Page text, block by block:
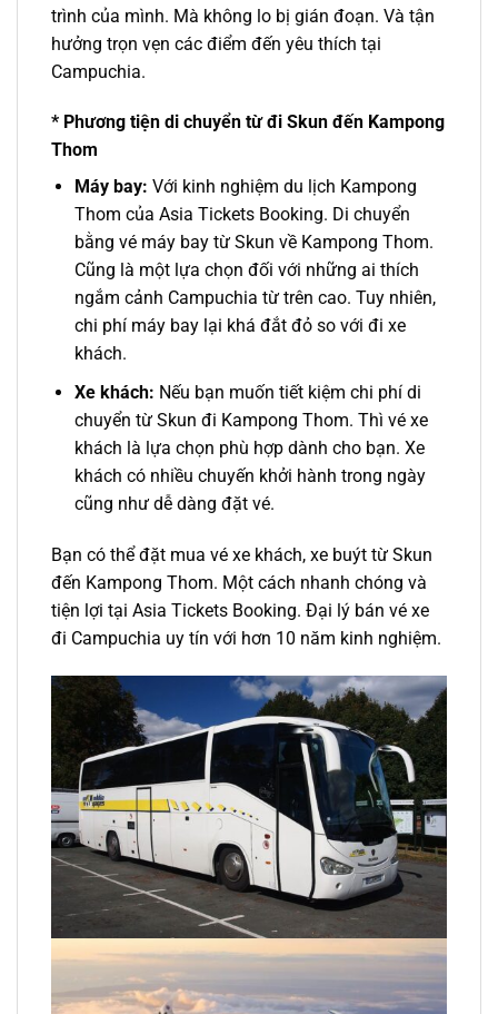
trình của mình. Mà không lo bị gián đoạn. Và tận
hưởng trọn vẹn các điểm đến yêu thích tại
Campuchia.
* Phương tiện di chuyển từ đi Skun đến Kampong
Thom
Máy bay: Với kinh nghiệm du lịch Kampong
Thom của Asia Tickets Booking. Di chuyển
bằng vé máy bay từ Skun về Kampong Thom.
Cũng là một lựa chọn đối với những ai thích
ngắm cảnh Campuchia từ trên cao. Tuy nhiên,
chi phí máy bay lại khá đắt đỏ so với đi xe
khách.
Xe khách: Nếu bạn muốn tiết kiệm chi phí di
chuyển từ Skun đi Kampong Thom. Thì vé xe
khách là lựa chọn phù hợp dành cho bạn. Xe
khách có nhiều chuyến khởi hành trong ngày
cũng như dễ dàng đặt vé.
Bạn có thể đặt mua vé xe khách, xe buýt từ Skun
đến Kampong Thom. Một cách nhanh chóng và
tiện lợi tại Asia Tickets Booking. Đại lý bán vé xe
đi Campuchia uy tín với hơn 10 năm kinh nghiệm.